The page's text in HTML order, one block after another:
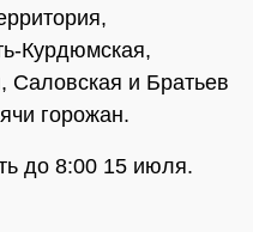
Курдюмская,
Саловская и Братьев
горожан.
до 8:00 15 июля.